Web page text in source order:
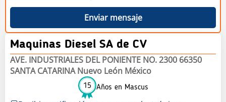
Enviar mensaje
Maquinas Diesel SA de CV
AVE. INDUSTRIALES DEL PONIENTE NO. 2300 66350
SANTA CATARINA Nuevo León México
15 Años en Mascus